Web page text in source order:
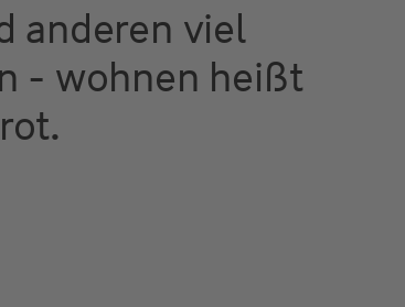
anderen viel
- wohnen heißt